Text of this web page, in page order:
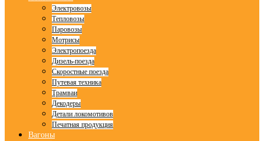
Электровозы
Тепловозы
Паровозы
Мотрисы
Электропоезда
Дизель-поезда
Скоростные поезда
Путевая техника
Трамваи
Декодеры
Детали локомотивов
Печатная продукция
Вагоны